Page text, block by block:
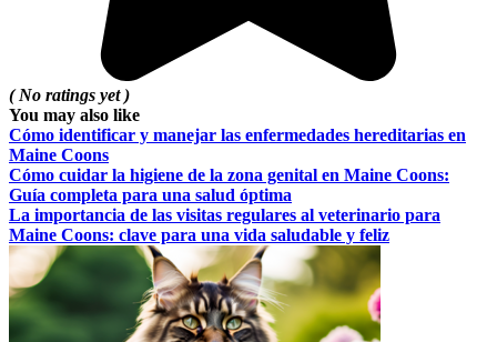
( No ratings yet )
You may also like
Cómo identificar y manejar las enfermedades hereditarias en
Maine Coons
Cómo cuidar la higiene de la zona genital en Maine Coons:
Guía completa para una salud óptima
La importancia de las visitas regulares al veterinario para
Maine Coons: clave para una vida saludable y feliz